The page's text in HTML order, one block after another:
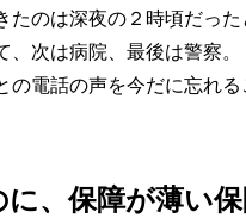
のは深夜の２時頃だった
次は病院、最後は警察。
の電話の声を今だに忘れる
、保障が薄い